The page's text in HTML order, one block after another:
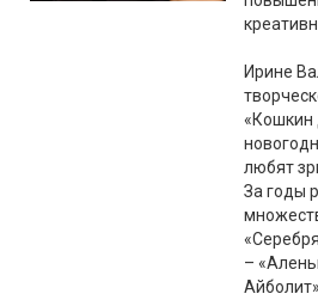
Ирине
«Кошкин
любят
За годы
–